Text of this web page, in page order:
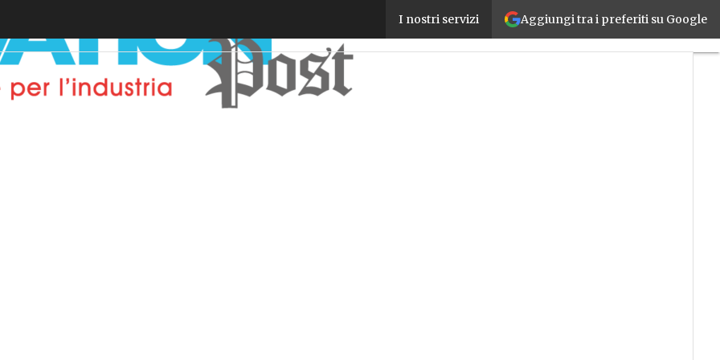
Aggiungi tra i preferiti su Google
I nostri servizi
Voucher digitalizzazione 2019, ecco il chatbot